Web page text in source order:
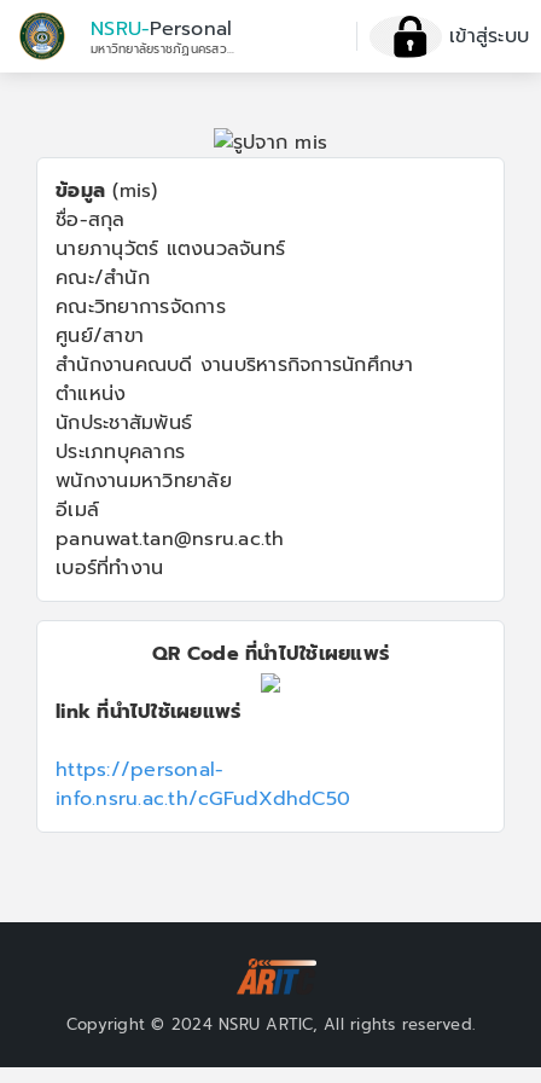
NSRU-Personal
มหาวิทยาลัยราชภัฏนครสวรรค์ เข้าสู่ระบบ
ข้อมูล (mis)
ชื่อ-สกุล
นายภานุวัตร์ แตงนวลจันทร์
คณะ/สำนัก
คณะวิทยาการจัดการ
ศูนย์/สาขา
สำนักงานคณบดี งานบริหารกิจการนักศึกษา
ตำแหน่ง
นักประชาสัมพันธ์
ประเภทบุคลากร
พนักงานมหาวิทยาลัย
อีเมล์
panuwat.tan@nsru.ac.th
เบอร์ที่ทำงาน
QR Code ที่นำไปใช้เผยแพร่
link ที่นำไปใช้เผยแพร่
https://personal-
info.nsru.ac.th/cGFudXdhdC50
Copyright © 2024 NSRU ARTIC, All rights reserved.